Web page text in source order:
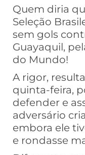
Quem diria
Seleção
sem gols
Guayaquil,
do Mundo!
A rigor,
quinta-feira,
defender e
adversário
embora ele
e rondasse